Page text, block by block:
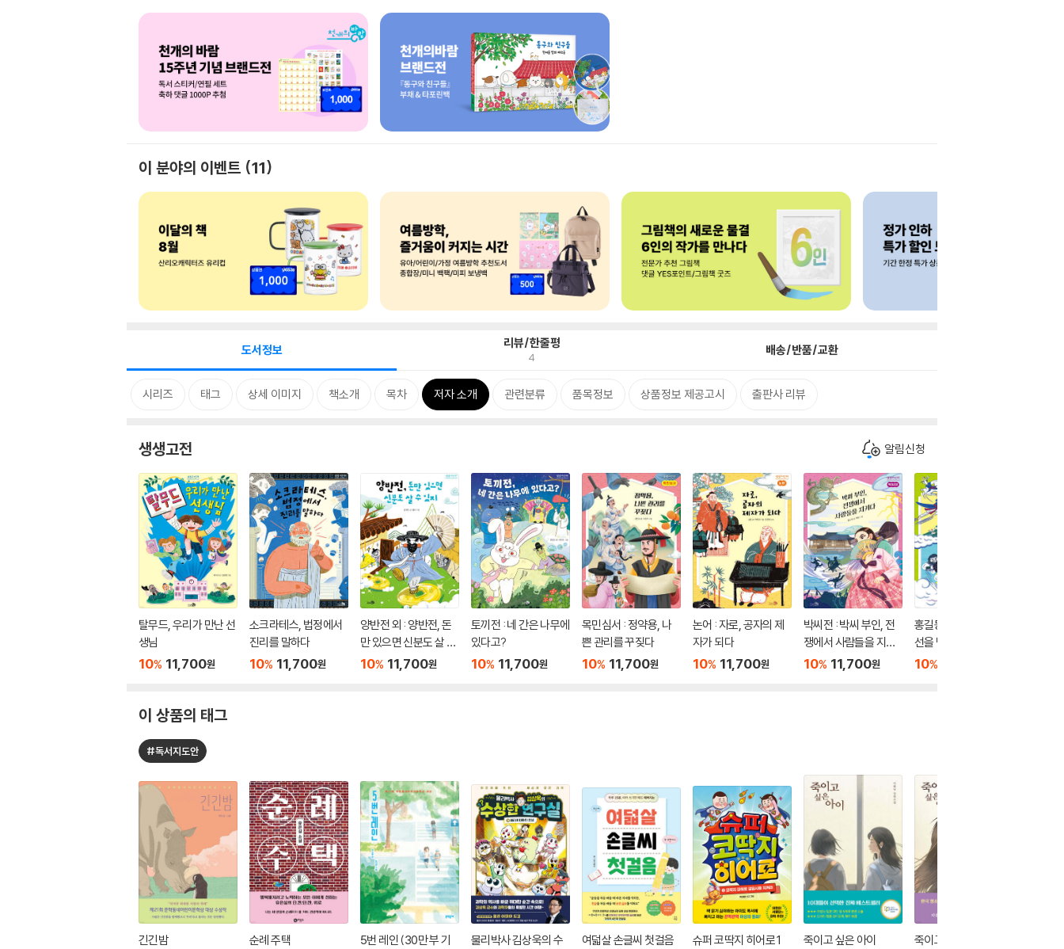
이 분야의 이벤트 11
도서정보 리뷰/한줄평
4 배송/반품/교환
시리즈 태그 상세 이미지 책소개 목차 저자 소개 관련분류 품목정보 상품정보 제공고시 출판사 리뷰
생생고전 알림신청
탈무드, 우리가 만난 선
생님
10% 11,700원
소크라테스, 법정에서
진리를 말하다
10% 11,700원
양반전 외 : 양반전, 돈
만 있으면 신분도 살 수
있지
10% 11,700원
토끼전 : 네 간은 나무에
있다고?
10% 11,700원
목민심서 : 정약용, 나
쁜 관리를 꾸짖다
10% 11,700원
논어 : 자로, 공자의 제
자가 되다
10% 11,700원
박씨전 : 박씨 부인, 전
쟁에서 사람들을 지키
다
10% 11,700원
홍길동전 : 홍길동, 조
선을 박차고 새 나라를
만들다
10%
이 상품의 태그
#독서지도안
긴긴밤 순례 주택
5번 레인 (30만 부 기
물리박사 김상욱의 수
여덟살 손글씨 첫걸음 슈퍼 코딱지 히어로 1 죽이고 싶은 아이 죽이고 싶은 아이 2